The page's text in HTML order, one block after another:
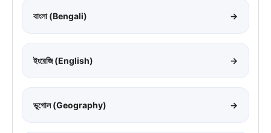
বাংলা (Bengali) →
ইংরেজি (English) →
ভূগোল (Geography) →